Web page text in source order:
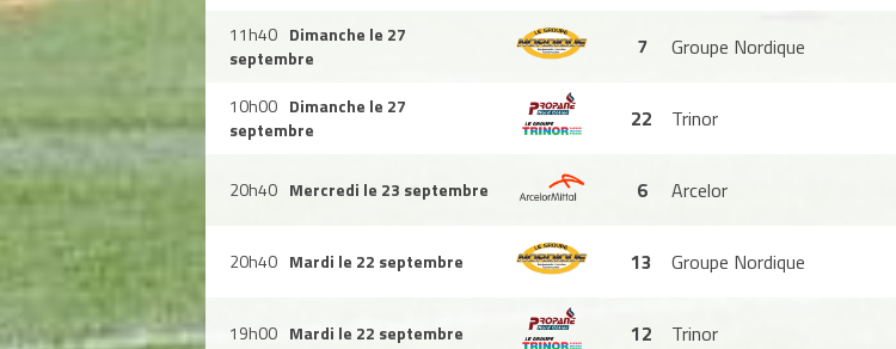
11h40 Dimanche le 27
septembre
7 Groupe Nordique
10h00 Dimanche le 27
septembre
22 Trinor
20h40 Mercredi le 23 septembre 6 Arcelor
20h40 Mardi le 22 septembre 13 Groupe Nordique
19h00 Mardi le 22 septembre 12 Trinor